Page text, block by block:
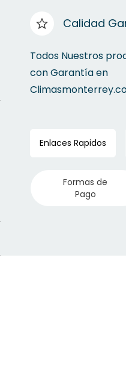
Calidad
Todos Nuestros
con Garantía en
Enlaces Rapidos
Formas de
Pago